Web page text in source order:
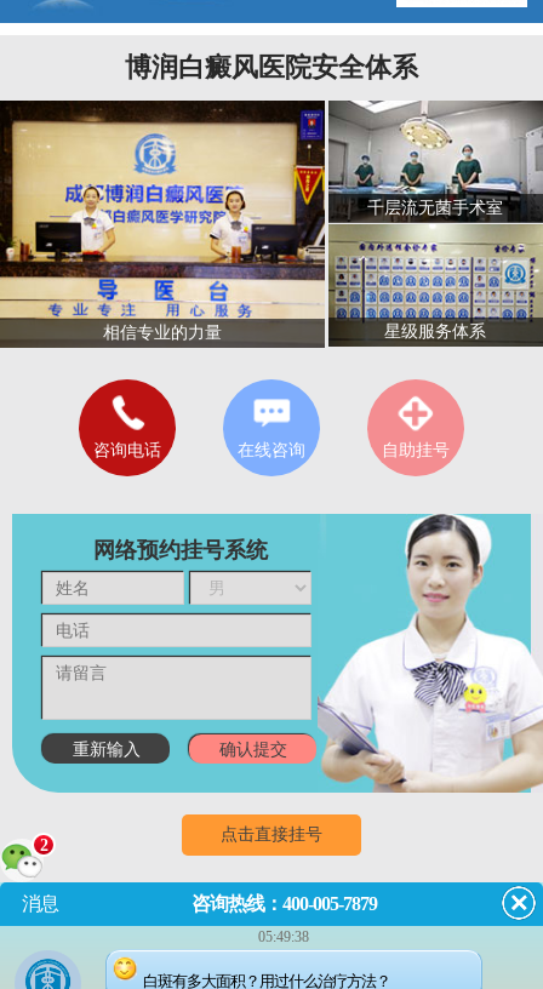
博润白癜风医院安全体系
相信专业的力量
千层流无菌手术室
星级服务体系
咨询电话 在线咨询 自助挂号
网络预约挂号系统
点击直接挂号
门诊 （节假日无休息） 8:00~18:00
成都市武侯区红牌楼佳灵路6
2
消息 咨询热线：400-005-7879
05:49:38
白斑有多大面积？用过什么治疗方法？